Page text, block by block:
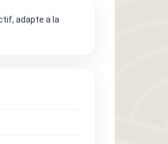
adapte a la